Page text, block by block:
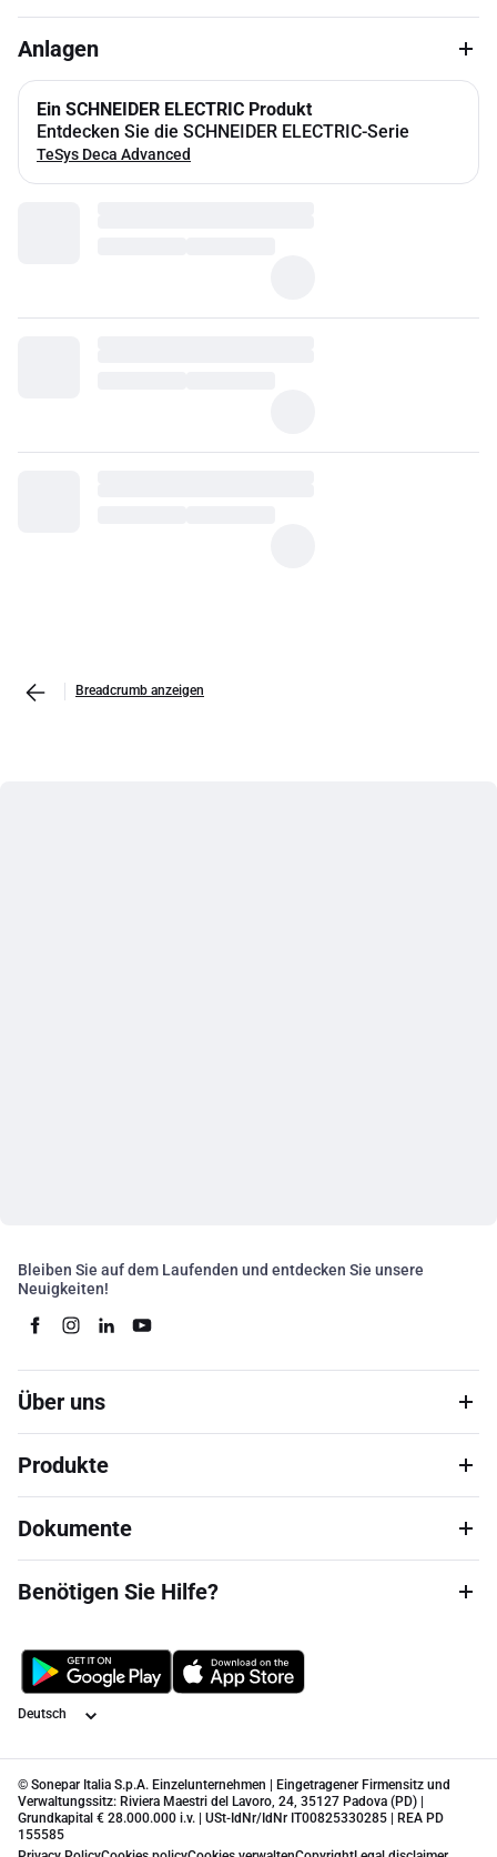
Anlagen
Ein SCHNEIDER ELECTRIC Produkt
Entdecken Sie die SCHNEIDER ELECTRIC-Serie
TeSys Deca Advanced
Breadcrumb anzeigen
Bleiben Sie auf dem Laufenden und entdecken Sie unsere
Neuigkeiten!
Über uns
Produkte
Dokumente
Benötigen Sie Hilfe?
Sprache
© Sonepar Italia S.p.A. Einzelunternehmen | Eingetragener Firmensitz und
Verwaltungssitz: Riviera Maestri del Lavoro, 24, 35127 Padova (PD) |
Grundkapital € 28.000.000 i.v. | USt-IdNr/IdNr IT00825330285 | REA PD
155585